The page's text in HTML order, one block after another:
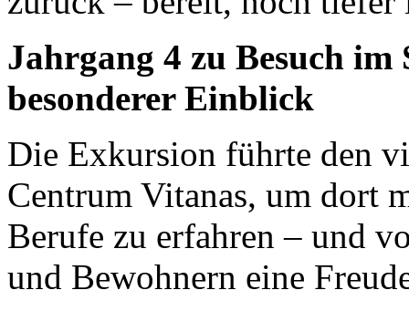
Jahrgang 4 zu Besuch
besonderer Einblick
Die Exkursion führte den
Centrum Vitanas, um dort
Berufe zu erfahren – und
und Bewohnern eine